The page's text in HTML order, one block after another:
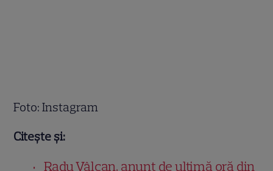
Foto: Instagram
Citește și:
Radu Vâlcan, anunț de ultimă oră din